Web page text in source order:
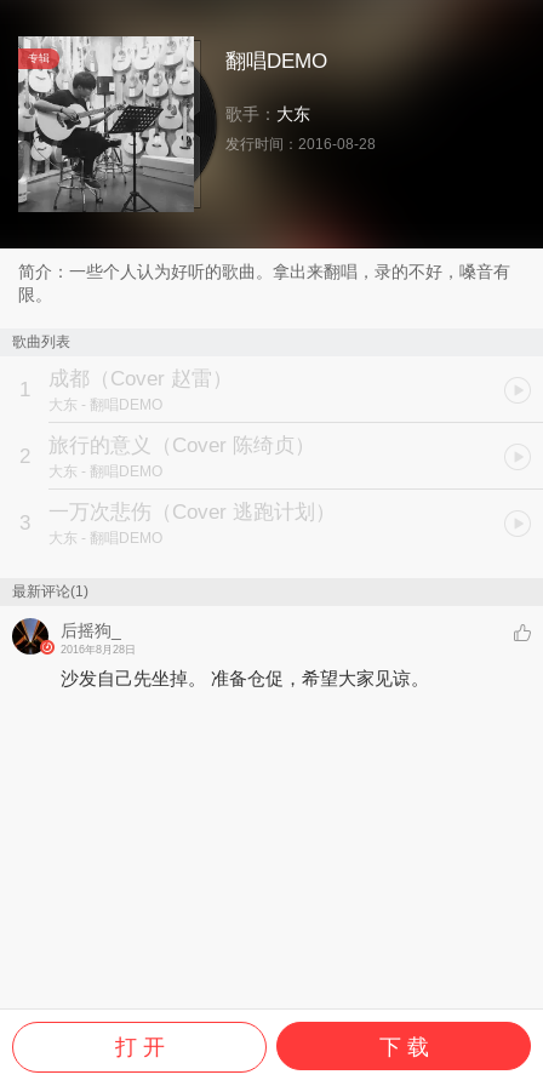
专辑 翻唱DEMO
歌手： 大东
发行时间： 2016-08-28
简介：一些个人认为好听的歌曲。拿出来翻唱，录的不好，嗓音有
限。
歌曲列表
1 成都（Cover 赵雷）
大东 - 翻唱DEMO
2 旅行的意义（Cover 陈绮贞）
大东 - 翻唱DEMO
3 一万次悲伤（Cover 逃跑计划）
大东 - 翻唱DEMO
最新评论(1)
后摇狗_
2016年8月28日
沙发自己先坐掉。 准备仓促，希望大家见谅。
打 开 下 载